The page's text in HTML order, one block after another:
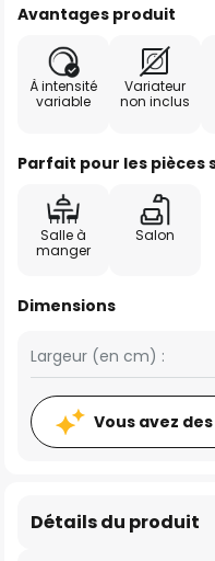
Avantages produit
À intensité
variable
Variateur
non inclus
Parfait pour les pièces
Salle à
manger
Salon
Dimensions
Largeur (en cm) :
Vous avez
Détails du produit